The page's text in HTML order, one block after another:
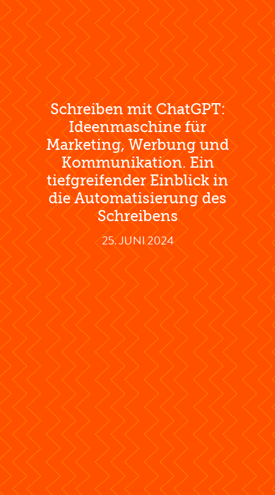
Schreiben mit ChatGPT:
Ideenmaschine für
Marketing, Werbung und
Kommunikation. Ein
tiefgreifender Einblick in
die Automatisierung des
Schreibens
25. JUNI 2024